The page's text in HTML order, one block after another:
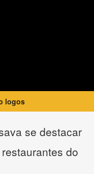
logos
se destacar
do